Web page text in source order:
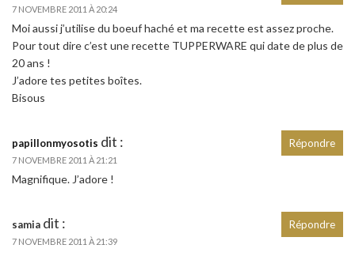
7 NOVEMBRE 2011 À 20:24
Moi aussi j’utilise du boeuf haché et ma recette est assez proche.
Pour tout dire c’est une recette TUPPERWARE qui date de plus de
20 ans !
J’adore tes petites boîtes.
Bisous
papillonmyosotis dit :
7 NOVEMBRE 2011 À 21:21
Magnifique. J’adore !
Répondre
samia dit :
7 NOVEMBRE 2011 À 21:39
Répondre